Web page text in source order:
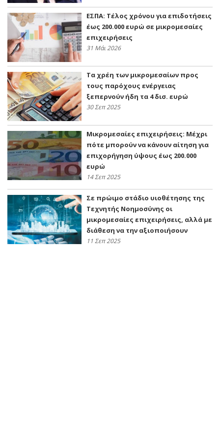
ΕΣΠΑ: Τέλος χρόνου για επιδοτήσεις
έως 200.000 ευρώ σε μικρομεσαίες
επιχειρήσεις
31 Μάι 2026
Τα χρέη των μικρομεσαίων προς
τους παρόχους ενέργειας
ξεπερνούν ήδη τα 4 δισ. ευρώ
30 Σεπ 2025
Μικρομεσαίες επιχειρήσεις: Μέχρι
πότε μπορούν να κάνουν αίτηση για
επιχορήγηση ύψους έως 200.000
ευρώ
14 Σεπ 2025
Σε πρώιμο στάδιο υιοθέτησης της
Τεχνητής Νοημοσύνης οι
μικρομεσαίες επιχειρήσεις, αλλά με
διάθεση να την αξιοποιήσουν
11 Σεπ 2025